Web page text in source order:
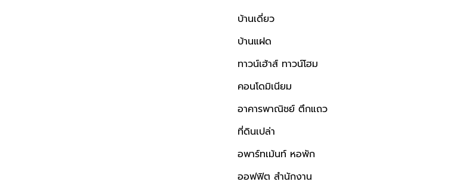
บ้านเดี่ยว
บ้านแฝด
ทาวน์เฮ้าส์ ทาวน์โฮม
คอนโดมิเนียม
อาคารพาณิชย์ ตึกแถว
ที่ดินเปล่า
อพาร์ทเม้นท์ หอพัก
ออฟฟิต สำนักงาน